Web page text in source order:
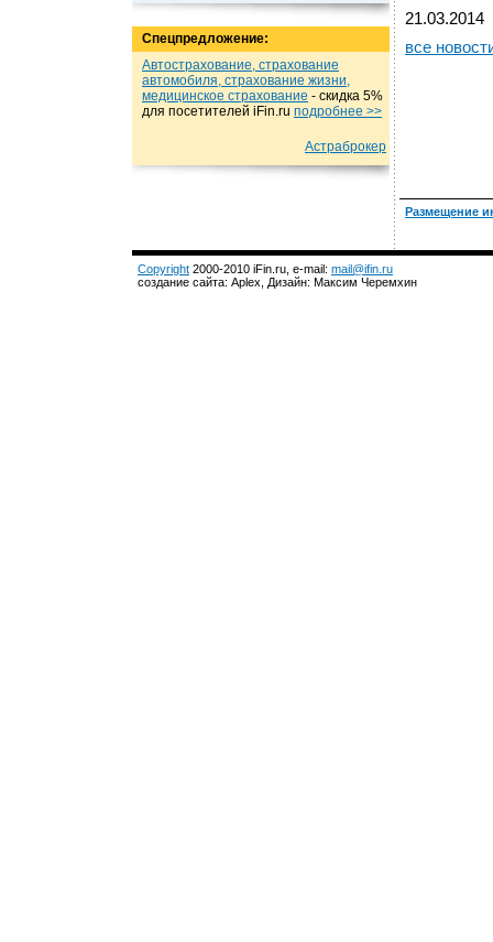
Спецпредложение:
Автострахование, страхование
автомобиля, страхование жизни,
медицинское страхование - cкидка 5%
для посетителей iFin.ru подробнеe >>
Астраброкер
21.03.2014
все
Размещение
Copyright 2000-2010 iFin.ru, e-mail: mail@ifin.ru
создание сайта: Aplex, Дизайн: Максим Черемхин